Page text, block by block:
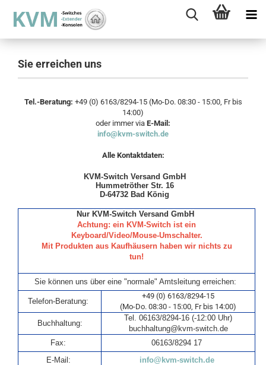
Sie erreichen uns
Tel.-Beratung: +49 (0) 6163/8294-15 (Mo-Do. 08:30 - 15:00, Fr bis
14:00)
oder immer via E-Mail:
info@kvm-switch.de
Alle Kontaktdaten:
KVM-Switch Versand GmbH
Hummetröther Str. 16
D-64732 Bad König
Nur KVM-Switch Versand GmbH
Achtung: ein KVM-Switch ist ein
Keyboard/Video/Mouse-Umschalter.
Mit Produkten aus Kaufhäusern haben wir nichts zu
tun!
Sie können uns über eine "normale" Amtsleitung erreichen:
Telefon-Beratung:
+49 (0) 6163/8294-15
(Mo-Do. 08:30 - 15:00, Fr bis 14:00)
Buchhaltung:
Tel. 06163/8294-16 (-12:00 Uhr)
buchhaltung@kvm-switch.de
Fax:
06163/8294 17
E-Mail:
info@kvm-switch.de